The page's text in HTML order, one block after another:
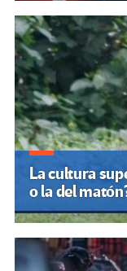
La cultura
o la del